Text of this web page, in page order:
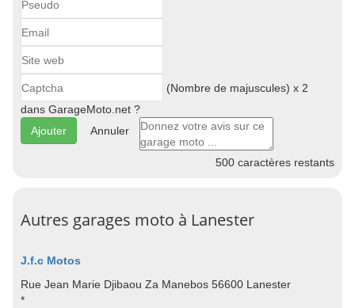
(Nombre de majuscules) x 2
dans GarageMoto.net ?
Annuler
500 caractères restants
Autres garages moto à Lanester
J.f.c Motos
Rue Jean Marie Djibaou Za Manebos 56600 Lanester
*